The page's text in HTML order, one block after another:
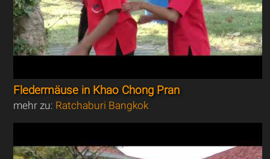
Fledermäuse in Khao Chong Pran
mehr zu: Ratchaburi Bangkok